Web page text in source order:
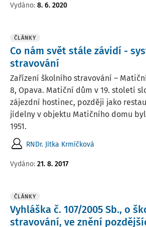
Vydáno: 8. 6. 2020
ČLÁNKY
Co nám svět stále závidí -
stravování
Zařízení školního stravování –
8, Opava. Matiční dům v 19. století
zájezdní hostinec, později jako
jídelny v objektu Matičního domu
1951.
RNDr. Jitka Krmíčková
Vydáno: 21. 8. 2017
ČLÁNKY
Vyhláška č. 107/2005 Sb., o
stravování, ve znění